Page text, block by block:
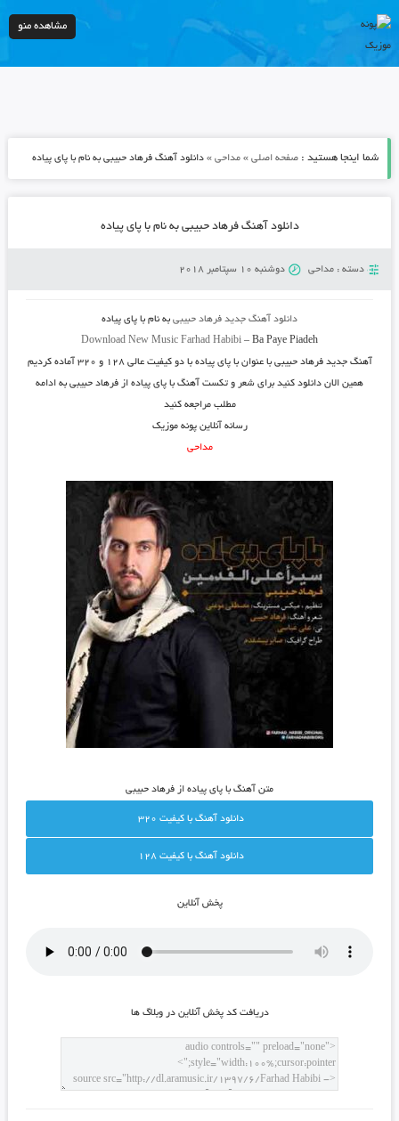
مشاهده منو
شما اینجا هستید : صفحه اصلی» مداحی» دانلود آهنگ فرهاد حبیبی به نام با پای پیاده
دانلود آهنگ فرهاد حبیبی به نام با پای پیاده
دسته : مداحی دوشنبه 10 سپتامبر 2018
دانلود آهنگ جدید فرهاد حبیبیبه نام با پای پیاده
Download New Music Farhad Habibi –Ba Paye Piadeh
آهنگ جدیدفرهاد حبیبی با عنوانبا پای پیاده با دو کیفیت عالی ۱۲۸ و ۳۲۰ آماده کردیم
همین الان دانلود کنید برای شعر و تکست آهنگ با پای پیاده از فرهاد حبیبی به ادامه
مطلب مراجعه کنید
رسانه آنلاین پونه موزیک
مداحی
متن آهنگ با پای پیاده از فرهاد حبیبی
دانلود آهنگ با کيفيت 320
دانلود آهنگ با کيفيت 128
پخش آنلاين
دريافت کد پخش آنلاين در وبلاگ ها